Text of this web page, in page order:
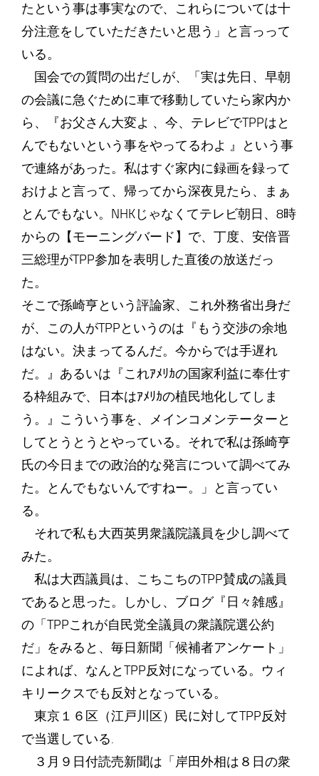
たという事は事実なので、これらについては十
分注意をしていただきたいと思う」と言っって
いる。
国会での質問の出だしが、「実は先日、早朝
の会議に急ぐために車で移動していたら家内か
ら、『お父さん大変よ 、今、テレビでTPPはと
んでもないという事をやってるわよ 』という事
で連絡があった。私はすぐ家内に録画を録って
おけよと言って、帰ってから深夜見たら、まぁ
とんでもない。NHKじゃなくてテレビ朝日、8時
からの【モーニングバード】で、丁度、安倍晋
三総理がTPP参加を表明した直後の放送だっ
た。
そこで孫崎亨という評論家、これ外務省出身だ
が、この人がTPPというのは『もう交渉の余地
はない。決まってるんだ。今からでは手遅れ
だ。』あるいは『これｱﾒﾘｶの国家利益に奉仕す
る枠組みで、日本はｱﾒﾘｶの植民地化してしま
う。』こういう事を、メインコメンテーターと
してとうとうとやっている。それで私は孫崎亨
氏の今日までの政治的な発言について調べてみ
た。とんでもないんですねー。」と言ってい
る。
それで私も大西英男衆議院議員を少し調べて
みた。
私は大西議員は、こちこちのTPP賛成の議員
であると思った。しかし、ブログ『日々雑感』
の「TPPこれが自民党全議員の衆議院選公約
だ」をみると、毎日新聞「候補者アンケート」
によれば、なんとTPP反対になっている。ウィ
キリークスでも反対となっている。
東京１６区（江戸川区）民に対してTPP反対
で当選している.
３月９日付読売新聞は「岸田外相は８日の衆